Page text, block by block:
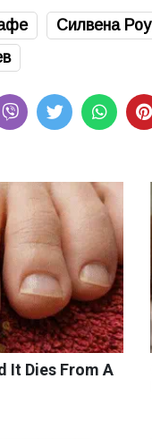
Силвена Роу
It Dies From A